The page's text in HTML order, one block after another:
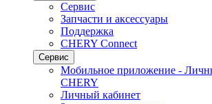
Сервис
Запчасти и аксессуары
Поддержка
CHERY Connect
Сервис
Мобильное приложение -
CHERY
Личный кабинет